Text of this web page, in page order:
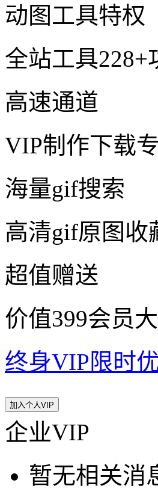
动图工具特权
全站工具228+
高速通道
VIP制作下载
海量gif搜索
高清gif原图收
超值赠送
价值399会员
终身VIP限时
加入个人VIP
企业VIP
暂无相关消